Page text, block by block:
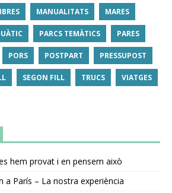
MANUALITATS MARES
PARCS TEMÀTICS PARES
PORS POSTPART PRESSUPOST
SEGON FILL TRUCS VIATGES
hem provat i en pensem això
a París – La nostra experiència